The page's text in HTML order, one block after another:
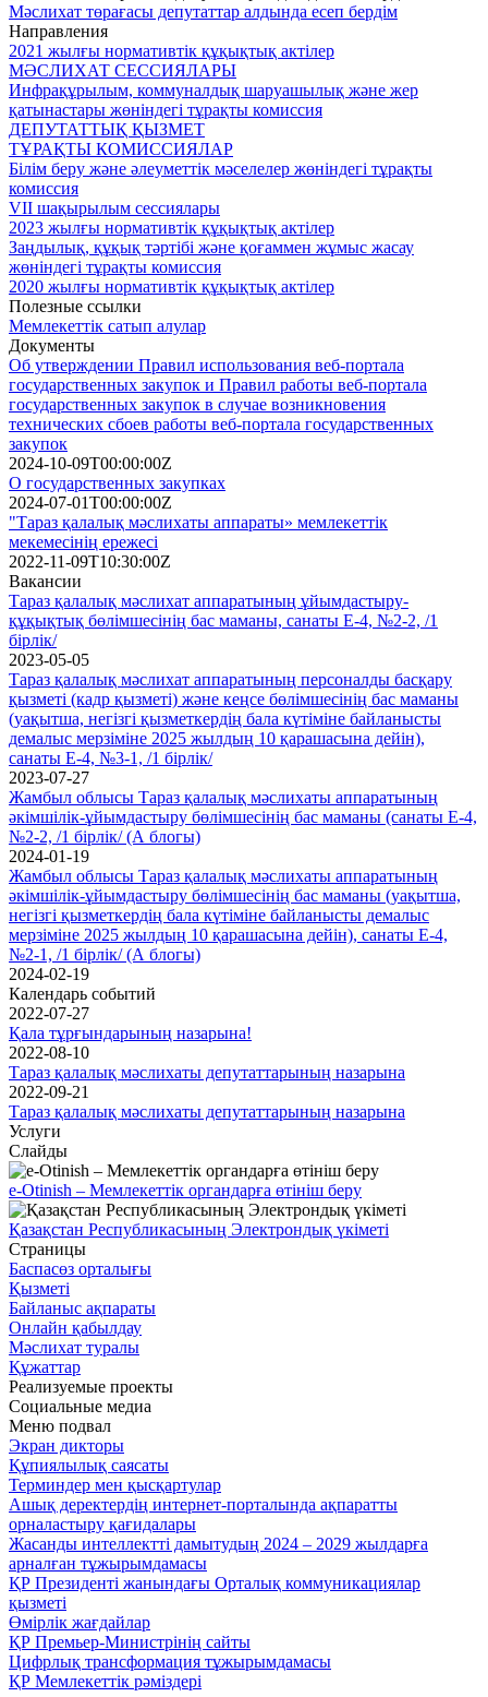
Мәслихат төрағасы депутаттар алдында есеп бердім
Направления
2021 жылғы нормативтік құқықтық актілер
МӘСЛИХАТ СЕССИЯЛАРЫ
Инфрақұрылым, коммуналдық шаруашылық және жер
қатынастары жөніндегі тұрақты комиссия
ДЕПУТАТТЫҚ ҚЫЗМЕТ
ТҰРАҚТЫ КОМИССИЯЛАР
Білім беру және әлеуметтік мәселелер жөніндегі тұрақты
комиссия
VII шақырылым сессиялары
2023 жылғы нормативтік құқықтық актілер
Заңдылық, құқық тәртібі және қоғаммен жұмыс жасау
жөніндегі тұрақты комиссия
2020 жылғы нормативтік құқықтық актілер
Полезные ссылки
Мемлекеттік сатып алулар
Документы
Об утверждении Правил использования веб-портала
государственных закупок и Правил работы веб-портала
государственных закупок в случае возникновения
технических сбоев работы веб-портала государственных
закупок
2024-10-09T00:00:00Z
О государственных закупках
2024-07-01T00:00:00Z
"Тараз қалалық мәслихаты аппараты» мемлекеттік
мекемесінің ережесі
2022-11-09T10:30:00Z
Вакансии
Тараз қалалық мәслихат аппаратының ұйымдастыру-
құқықтық бөлімшесінің бас маманы, санаты Е-4, №2-2, /1
бірлік/
2023-05-05
Тараз қалалық мәслихат аппаратының персоналды басқару
қызметі (кадр қызметі) және кеңсе бөлімшесінің бас маманы
(уақытша, негізгі қызметкердің бала күтіміне байланысты
демалыс мерзіміне 2025 жылдың 10 қарашасына дейін),
санаты Е-4, №3-1, /1 бірлік/
2023-07-27
Жамбыл облысы Тараз қалалық мәслихаты аппаратының
әкімшілік-ұйымдастыру бөлімшесінің бас маманы (санаты Е-4,
№2-2, /1 бірлік/ (А блогы)
2024-01-19
Жамбыл облысы Тараз қалалық мәслихаты аппаратының
әкімшілік-ұйымдастыру бөлімшесінің бас маманы (уақытша,
негізгі қызметкердің бала күтіміне байланысты демалыс
мерзіміне 2025 жылдың 10 қарашасына дейін), санаты Е-4,
№2-1, /1 бірлік/ (А блогы)
2024-02-19
Календарь событий
2022-07-27
Қала тұрғындарының назарына!
2022-08-10
Тараз қалалық мәслихаты депутаттарының назарына
2022-09-21
Тараз қалалық мәслихаты депутаттарының назарына
Услуги
Слайды
e-Otinish – Мемлекеттік органдарға өтініш беру
Қазақстан Республикасының Электрондық үкіметі
Страницы
Баспасөз орталығы
Қызметі
Байланыс ақпараты
Онлайн қабылдау
Мәслихат туралы
Құжаттар
Реализуемые проекты
Социальные медиа
Меню подвал
Экран дикторы
Құпиялылық саясаты
Терминдер мен қысқартулар
Ашық деректердің интернет-порталында ақпаратты
орналастыру қағидалары
Жасанды интеллектті дамытудың 2024 – 2029 жылдарға
арналған тұжырымдамасы
ҚР Президенті жанындағы Орталық коммуникациялар
қызметі
Өмірлік жағдайлар
ҚР Премьер-Министрінің сайты
Цифрлық трансформация тұжырымдамасы
ҚР Мемлекеттік рәміздері